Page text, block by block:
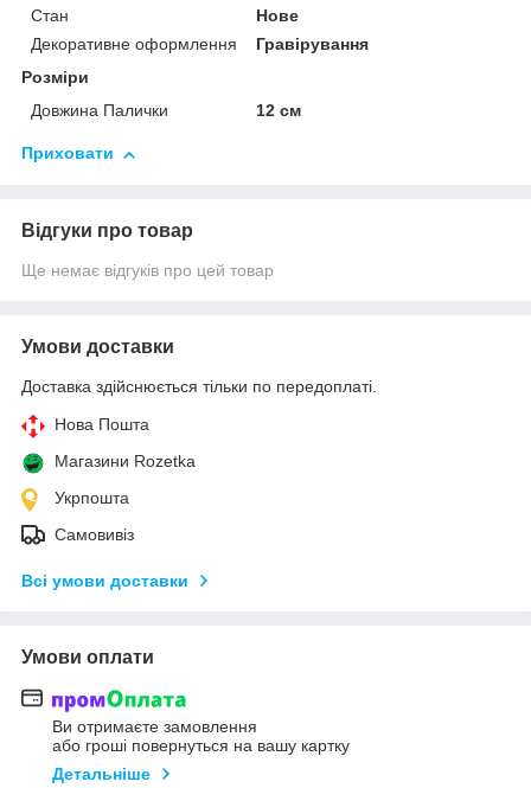
Стан
Нове
Декоративне оформлення
Гравірування
Розміри
Довжина Палички
12 см
Приховати
Відгуки про товар
Ще немає відгуків про цей товар
Умови доставки
Доставка здійснюється тільки по передоплаті.
Нова Пошта
Магазини Rozetka
Укрпошта
Самовивіз
Всі умови доставки
Умови оплати
Ви отримаєте замовлення
або гроші повернуться на вашу картку
Детальніше